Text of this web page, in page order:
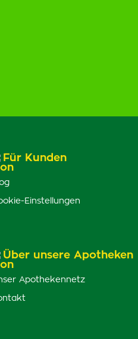
Für Kunden
Einstellungen
Über unsere Apotheken
Apothekennetz